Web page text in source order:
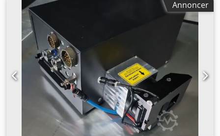
plader/time i fuldt format 199.000 eksponerede plader
Dcodjzhm Arspfx Ak Uek online L-bro til
pladefremkaldelsesanlæg G & J Quartz III 125 pladestakker
AGFA ST 125 SX Screen EP-B101 netværksinterface Eqious
RIP/Workflow Alle tilbud er gældende, så længe lager
Annoncer